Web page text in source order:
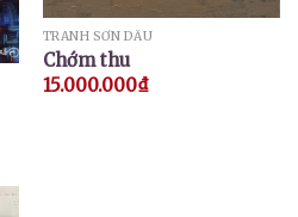
TRANH SƠN DẦU
Chớm thu
15.000.000₫